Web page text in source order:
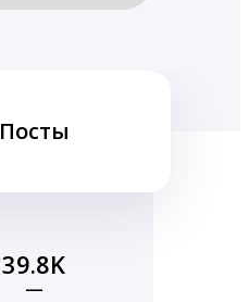
Посты
39.8K
—